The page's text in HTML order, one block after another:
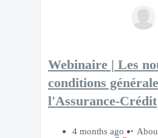
Webinaire | Les
conditions
l'Assurance-Crédit
4 months ago